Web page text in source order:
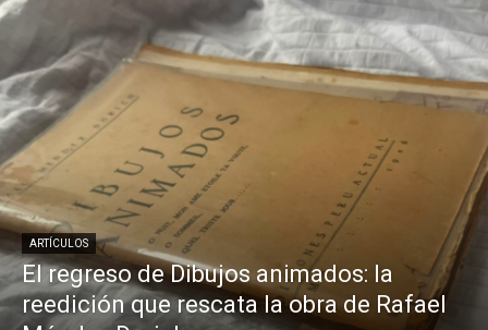
ARTÍCULOS
El regreso de Dibujos animados: la
reedición que rescata la obra de Rafael